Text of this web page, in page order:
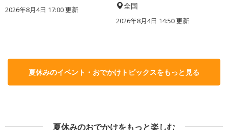
2026年8月4日 17:00更新 全国
2026年8月4日 14:50更新
夏休みのイベント・おでかけトピックスをもっと見る
夏休みのおでかけをもっと楽しむ